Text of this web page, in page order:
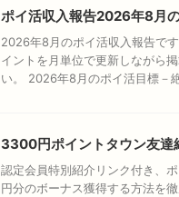
ポイ活収入報告2026年8月
2026年8月のポイ活収入報告で
イントを月単位で更新しながら
い。 2026年8月のポイ活目標－
3300円ポイントタウン友達
認定会員特別紹介リンク付き、
円分のボーナス獲得する方法を